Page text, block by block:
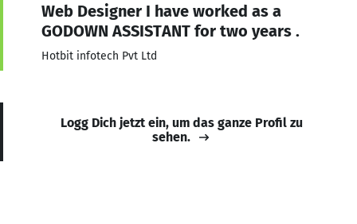
Web Designer I have worked as a
GODOWN ASSISTANT for two years .
Hotbit infotech Pvt Ltd
Logg Dich jetzt ein, um das ganze Profil zu
sehen.